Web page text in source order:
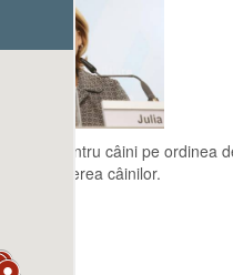
grijă pentru câini pe
creșterea câinilor.